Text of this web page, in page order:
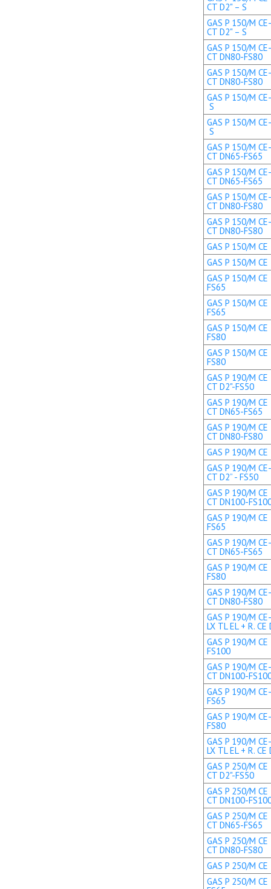
CT D2" – S
GAS P 150/M
CT D2" – S
GAS P 150/M
CT DN80-FS80
GAS P 150/M
CT DN80-FS80
GAS P 150/M
S
GAS P 150/M
S
GAS P 150/M
CT DN65-FS65
GAS P 150/M
CT DN65-FS65
GAS P 150/M
CT DN80-FS80
GAS P 150/M
CT DN80-FS80
GAS P 150/M CE
GAS P 150/M
GAS P 150/M
FS65
GAS P 150/M
FS65
GAS P 150/M
FS80
GAS P 150/M
FS80
GAS P 190/M CE
CT D2"-FS50
GAS P 190/M CE
CT DN65-FS65
GAS P 190/M CE
CT DN80-FS80
GAS P 190/M CE
GAS P 190/M
CT D2” - FS50
GAS P 190/M CE
CT DN100-
GAS P 190/M
FS65
GAS P 190/M
CT DN65-FS65
GAS P 190/M
FS80
GAS P 190/M
CT DN80-FS80
GAS P 190/M CE-
LX TL EL + R. CE
GAS P 190/M
FS100
GAS P 190/M
CT DN100-
GAS P 190/M
FS65
GAS P 190/M
FS80
GAS P 190/M CE-
LX TL EL + R.
GAS P 250/M CE
CT D2"-FS50
GAS P 250/M CE
CT DN100-
GAS P 250/M CE
CT DN65-FS65
GAS P 250/M CE
CT DN80-FS80
GAS P 250/M CE
GAS P 250/M